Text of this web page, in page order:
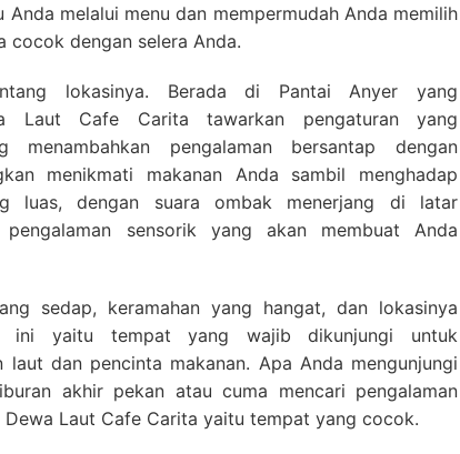
Anda melalui menu dan mempermudah Anda memilih
cocok dengan selera Anda.
lokasinya. Berada di Pantai Anyer yang
Laut Cafe Carita tawarkan pengaturan yang
menambahkan pengalaman bersantap dengan
menikmati makanan Anda sambil menghadap
luas, dengan suara ombak menerjang di latar
sensorik yang akan membuat Anda
sedap, keramahan yang hangat, dan lokasinya
ini yaitu tempat yang wajib dikunjungi untuk
laut dan pencinta makanan. Apa Anda mengunjungi
akhir pekan atau cuma mencari pengalaman
Dewa Laut Cafe Carita yaitu tempat yang cocok.